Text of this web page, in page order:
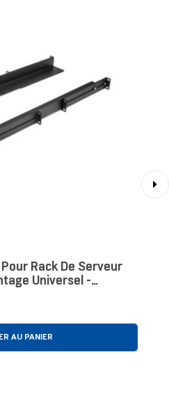
Rack De Serveur
Universel -
AU PANIER